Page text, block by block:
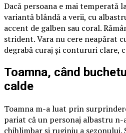
Dacă persoana e mai temperată
variantă blândă a verii, cu
accent de galben sau coral.
strident. Vara nu cere neapărat
degrabă curaj și contururi clare,
Toamna, când
calde
Toamna m-a luat prin
pariat că un personaj albastru
chihlimbar și ruginiu a sezonului.